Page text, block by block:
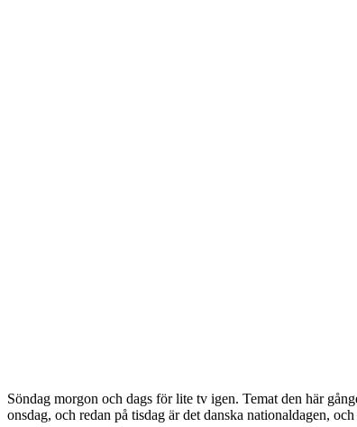
Söndag morgon och dags för lite tv igen. Temat den här
onsdag, och redan på tisdag är det danska nationaldagen,